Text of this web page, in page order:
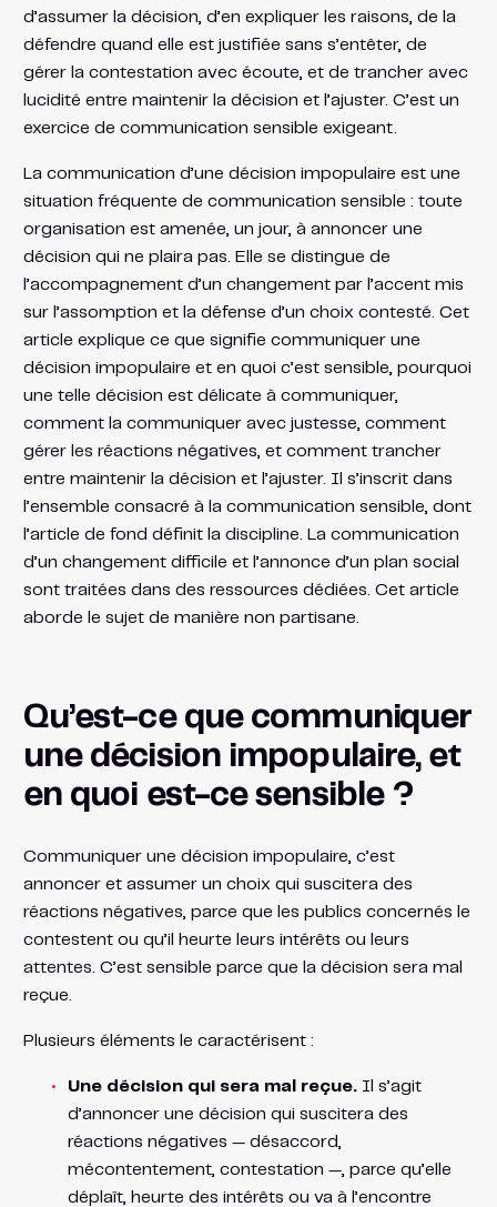
d’assumer la décision, d’en expliquer les raisons, de la
défendre quand elle est justifiée sans s’entêter, de
gérer la contestation avec écoute, et de trancher avec
lucidité entre maintenir la décision et l’ajuster. C’est un
exercice de communication sensible exigeant.
La communication d’une décision impopulaire est une
situation fréquente de communication sensible : toute
organisation est amenée, un jour, à annoncer une
décision qui ne plaira pas. Elle se distingue de
l’accompagnement d’un changement par l’accent mis
sur l’assomption et la défense d’un choix contesté. Cet
article explique ce que signifie communiquer une
décision impopulaire et en quoi c’est sensible, pourquoi
une telle décision est délicate à communiquer,
comment la communiquer avec justesse, comment
gérer les réactions négatives, et comment trancher
entre maintenir la décision et l’ajuster. Il s’inscrit dans
l’ensemble consacré à la communication sensible, dont
l’article de fond définit la discipline. La communication
d’un changement difficile et l’annonce d’un plan social
sont traitées dans des ressources dédiées. Cet article
aborde le sujet de manière non partisane.
Qu’est-ce que communiquer
une décision impopulaire, et
en quoi est-ce sensible ?
Communiquer une décision impopulaire, c’est
annoncer et assumer un choix qui suscitera des
réactions négatives, parce que les publics concernés le
contestent ou qu’il heurte leurs intérêts ou leurs
attentes. C’est sensible parce que la décision sera mal
reçue.
Plusieurs éléments le caractérisent :
Une décision qui sera mal reçue.Il s’agit
d’annoncer une décision qui suscitera des
réactions négatives — désaccord,
mécontentement, contestation —, parce qu’elle
déplaît, heurte des intérêts ou va à l’encontre